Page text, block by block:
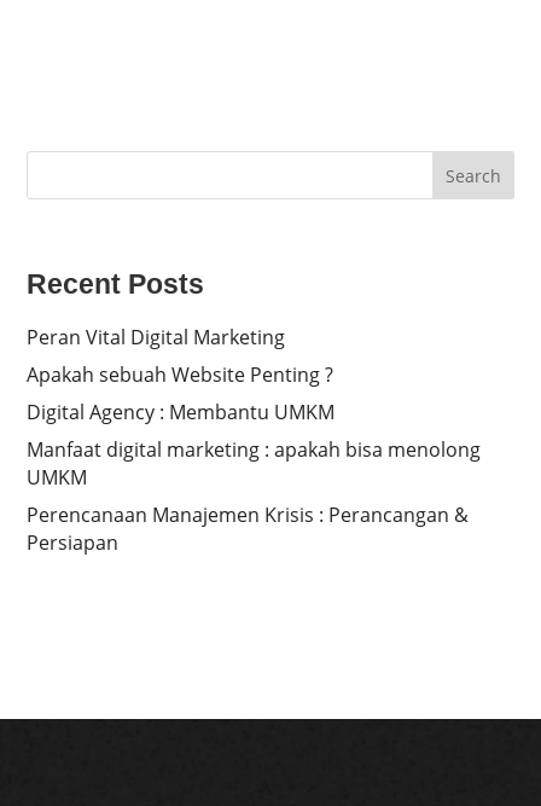
Search
Recent Posts
Peran Vital Digital Marketing
Apakah sebuah Website Penting ?
Digital Agency : Membantu UMKM
Manfaat digital marketing : apakah bisa menolong
UMKM
Perencanaan Manajemen Krisis : Perancangan &
Persiapan